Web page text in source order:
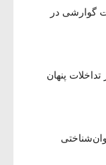
گوارشی در
پنهان